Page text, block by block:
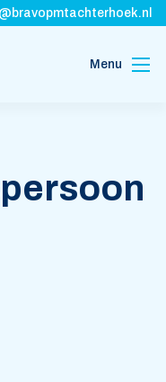
Menu